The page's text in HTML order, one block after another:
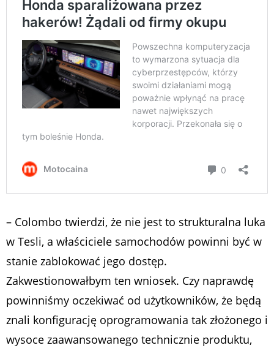
– Colombo twierdzi, że nie jest to strukturalna luka
w Tesli, a właściciele samochodów powinni być w
stanie zablokować jego dostęp.
Zakwestionowałbym ten wniosek. Czy naprawdę
powinniśmy oczekiwać od użytkowników, że będą
znali konfigurację oprogramowania tak złożonego i
wysoce zaawansowanego technicznie produktu,